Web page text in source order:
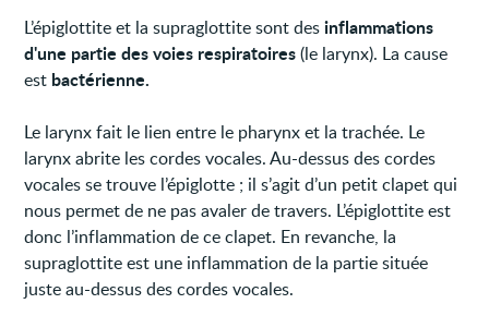
L’épiglottite et la supraglottite sont desinflammations
d'une partie des voies respiratoires(le larynx). La cause
est bactérienne.
Le larynx fait le lien entre le pharynx et la trachée. Le
larynx abrite les cordes vocales. Au-dessus des cordes
vocales se trouve l’épiglotte ; il s’agit d’un petit clapet qui
nous permet de ne pas avaler de travers. L’épiglottite est
donc l’inflammation de ce clapet. En revanche, la
supraglottite est une inflammation de la partie située
juste au-dessus des cordes vocales.